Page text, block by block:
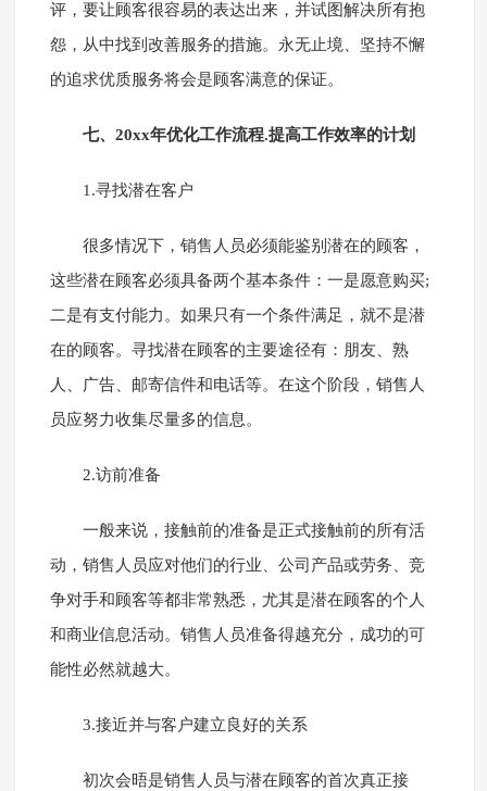
评，要让顾客很容易的表达出来，并试图解决所有抱
怨，从中找到改善服务的措施。永无止境、坚持不懈
的追求优质服务将会是顾客满意的保证。
七、20xx年优化工作流程.提高工作效率的计划
1.寻找潜在客户
很多情况下，销售人员必须能鉴别潜在的顾客，
这些潜在顾客必须具备两个基本条件：一是愿意购买;
二是有支付能力。如果只有一个条件满足，就不是潜
在的顾客。寻找潜在顾客的主要途径有：朋友、熟
人、广告、邮寄信件和电话等。在这个阶段，销售人
员应努力收集尽量多的信息。
2.访前准备
一般来说，接触前的准备是正式接触前的所有活
动，销售人员应对他们的行业、公司产品或劳务、竞
争对手和顾客等都非常熟悉，尤其是潜在顾客的个人
和商业信息活动。销售人员准备得越充分，成功的可
能性必然就越大。
3.接近并与客户建立良好的关系
初次会晤是销售人员与潜在顾客的首次真正接